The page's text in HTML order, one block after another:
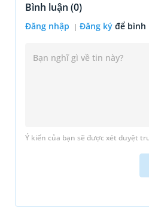
Bình luận (0)
Đăng nhập Đăng ký để bình
Ý kiến của bạn sẽ được xét duyệt